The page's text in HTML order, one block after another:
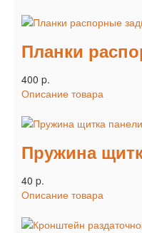
Планки
400 p.
Описание товара
Пружина
40 p.
Описание товара